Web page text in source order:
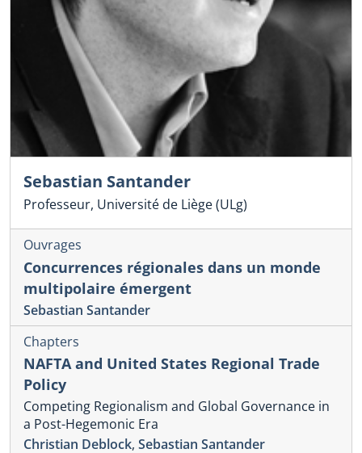
Sebastian Santander
Professeur, Université de Liège (ULg)
Ouvrages
Concurrences régionales dans un monde
multipolaire émergent
Sebastian Santander
Chapters
NAFTA and United States Regional Trade
Policy
Competing Regionalism and Global Governance in
a Post-Hegemonic Era
Christian Deblock, Sebastian Santander